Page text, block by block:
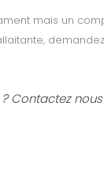
mais un
Contactez nous